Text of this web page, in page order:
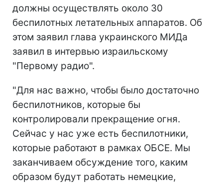
должны осуществлять около 30
беспилотных летательных аппаратов. Об
этом заявил глава украинского МИДа
заявил в интервью израильскому
"Первому радио".
"Для нас важно, чтобы было достаточно
беспилотников, которые бы
контролировали прекращение огня.
Сейчас у нас уже есть беспилотники,
которые работают в рамках ОБСЕ. Мы
заканчиваем обсуждение того, каким
образом будут работать немецкие,